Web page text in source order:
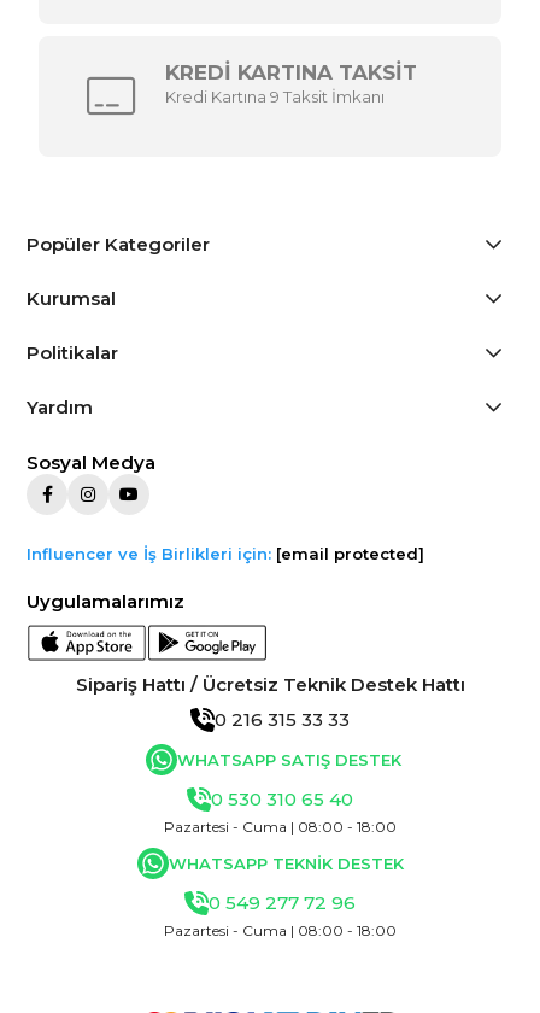
KREDİ KARTINA TAKSİT
Kredi Kartına 9 Taksit İmkanı
Popüler Kategoriler
Kurumsal
Politikalar
Yardım
Sosyal Medya
Influencer ve İş Birlikleri için: [email protected]
Uygulamalarımız
Sipariş Hattı / Ücretsiz Teknik Destek Hattı
0 216 315 33 33
WHATSAPP SATIŞ DESTEK
0 530 310 65 40
Pazartesi - Cuma | 08:00 - 18:00
WHATSAPP TEKNİK DESTEK
0 549 277 72 96
Pazartesi - Cuma | 08:00 - 18:00